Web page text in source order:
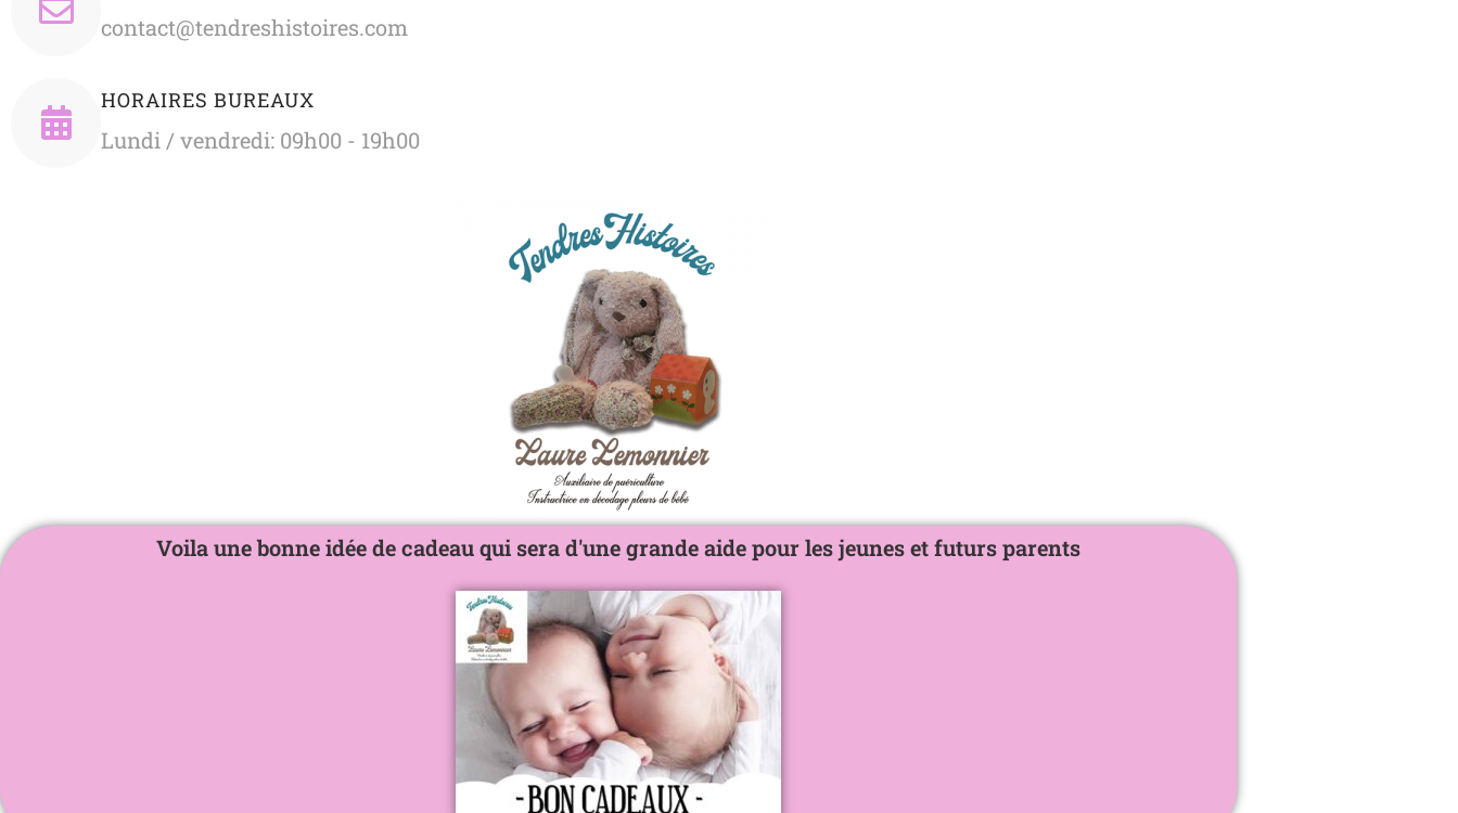
contact@tendreshistoires.com
HORAIRES BUREAUX
Lundi / vendredi: 09h00 - 19h00
Voila une bonne idée de cadeau qui sera d'une grande aide pour les jeunes et futurs parents